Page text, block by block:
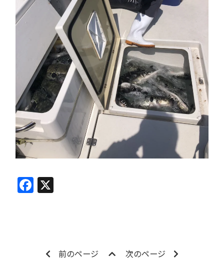
Facebook
前のページ 次のページ